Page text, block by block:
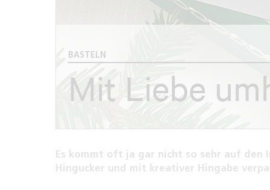
BASTELN
Mit Liebe
Es kommt oft ja gar nicht so sehr auf den
Hingucker und mit kreativer Hingabe